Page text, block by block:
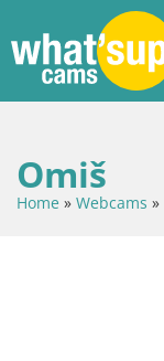
Omiš
Home » Webcams »